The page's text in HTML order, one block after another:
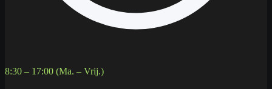
8:30 – 17:00 (Ma. – Vrij.)